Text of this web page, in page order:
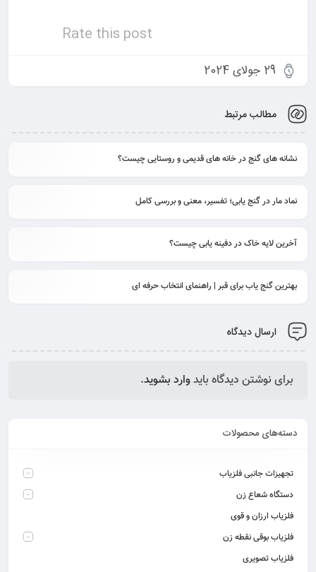
Rate this post
29 جولای 2024
مطالب مرتبط
نشانه های گنج در خانه های قدیمی و روستایی چیست؟
نماد مار در گنج یابی؛ تفسیر، معنی و بررسی کامل
آخرین لایه خاک در دفینه یابی چیست؟
بهترین گنج‌ یاب برای قبر | راهنمای انتخاب حرفه‌ ای
ارسال دیدگاه
برای نوشتن دیدگاه بایدوارد بشوید.
دسته‌های محصولات
تجهیزات جانبی فلزیاب
دستگاه شعاع زن
فلزیاب ارزان و قوی
فلزیاب بوقی نقطه زن
فلزیاب تصویری